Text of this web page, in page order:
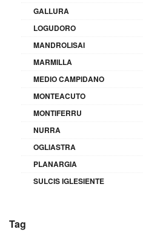
GALLURA
LOGUDORO
MANDROLISAI
MARMILLA
MEDIO CAMPIDANO
MONTEACUTO
MONTIFERRU
NURRA
OGLIASTRA
PLANARGIA
SULCIS IGLESIENTE
Tag